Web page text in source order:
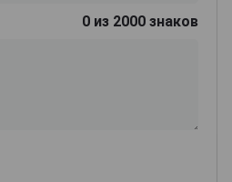
0 из 2000 знаков